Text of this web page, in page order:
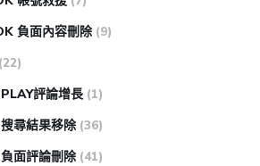
負面內容刪除 (9)
(22)
評論增長 (1)
尋結果移除 (36)
面評論刪除 (41)